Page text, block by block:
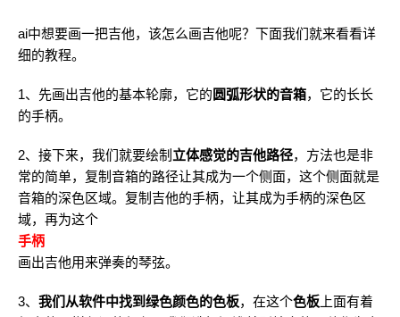
ai中想要画一把吉他，该怎么画吉他呢？下面我们就来看看详
细的教程。
1、先画出吉他的基本轮廓，它的 圆弧形状的音箱，它的长长
的手柄。
2、接下来，我们就要绘制 立体感觉的吉他路径，方法也是非
常的简单，复制音箱的路径让其成为一个侧面，这个侧面就是
音箱的深色区域。复制吉他的手柄，让其成为手柄的深色区
域，再为这个
手柄
画出吉他用来弹奏的琴弦。
3、 我们从软件中找到绿色颜色的色板，在这个色板 上面有着